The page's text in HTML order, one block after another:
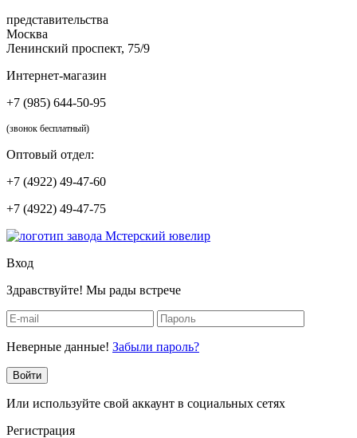
представительства
Москва
Ленинский проспект, 75/9
Интернет-магазин
+7 (985) 644-50-95
(звонок бесплатный)
Оптовый отдел:
+7 (4922) 49-47-60
+7 (4922) 49-47-75
Вход
Здравствуйте! Мы рады встрече
Неверные данные! Забыли пароль?
Войти
Или используйте свой аккаунт в социальных сетях
Регистрация